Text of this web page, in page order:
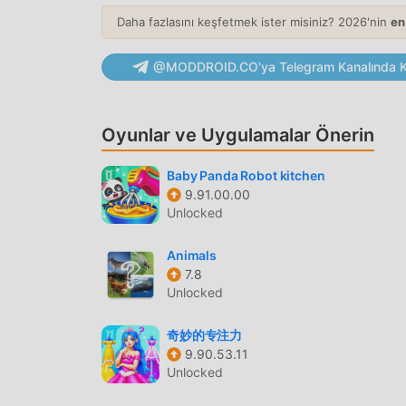
Toddler Game Kids Learning Son
oyunlarını seven birçok hayran kazandı.
indirmek istiyorsanız -- moddroid en iyi
tadını çıkarmak üzerine. moddroid, herhangi
ücret talep etmeyeceğini ve %100 güvenli,
moddroid istemcisini indirin, tek tıklamayla
duruyorsun, moddroid'i indir ve oyna!
Toddler Game Kids Learning Popüler bir
hayran kazanmasına yardımcı oldu.
educational oyunlarının 【% getirdiği
moddroid, educational oyun severler için özel
severlerle iletişim kurmanıza ve paylaşmanıza
Daha fazlasını keşfetmek ister misiniz? 2026'nin
@MODDROID.CO'ya Telegram Kanalında
Oyunlar ve Uygulamalar Önerin
Baby Panda Robot kitchen
9.91.00.00
Unlocked
Animals
7.8
Unlocked
奇妙的专注力
9.90.53.11
Unlocked